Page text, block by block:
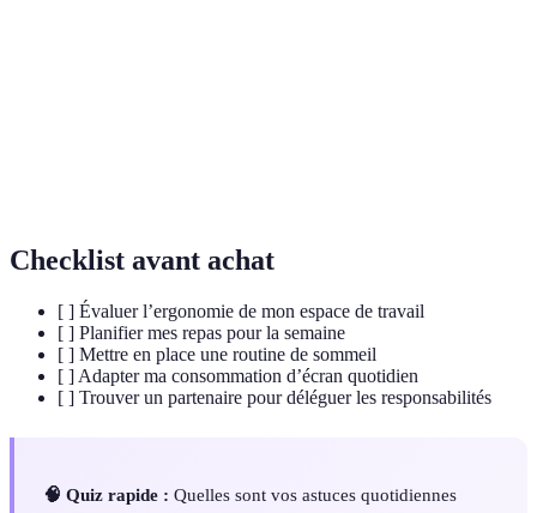
Checklist avant achat
[ ] Évaluer l’ergonomie de mon espace de travail
[ ] Planifier mes repas pour la semaine
[ ] Mettre en place une routine de sommeil
[ ] Adapter ma consommation d’écran quotidien
[ ] Trouver un partenaire pour déléguer les responsabilités
🧠 Quiz rapide : Quelles sont vos astuces quotidiennes